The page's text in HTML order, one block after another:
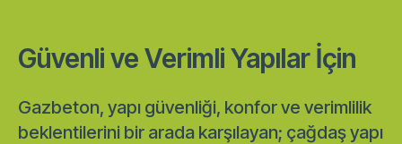
Güvenli ve Verimli Yapılar İçin
Gazbeton, yapı güvenliği, konfor ve verimlilik
beklentilerini bir arada karşılayan; çağdaş yapı